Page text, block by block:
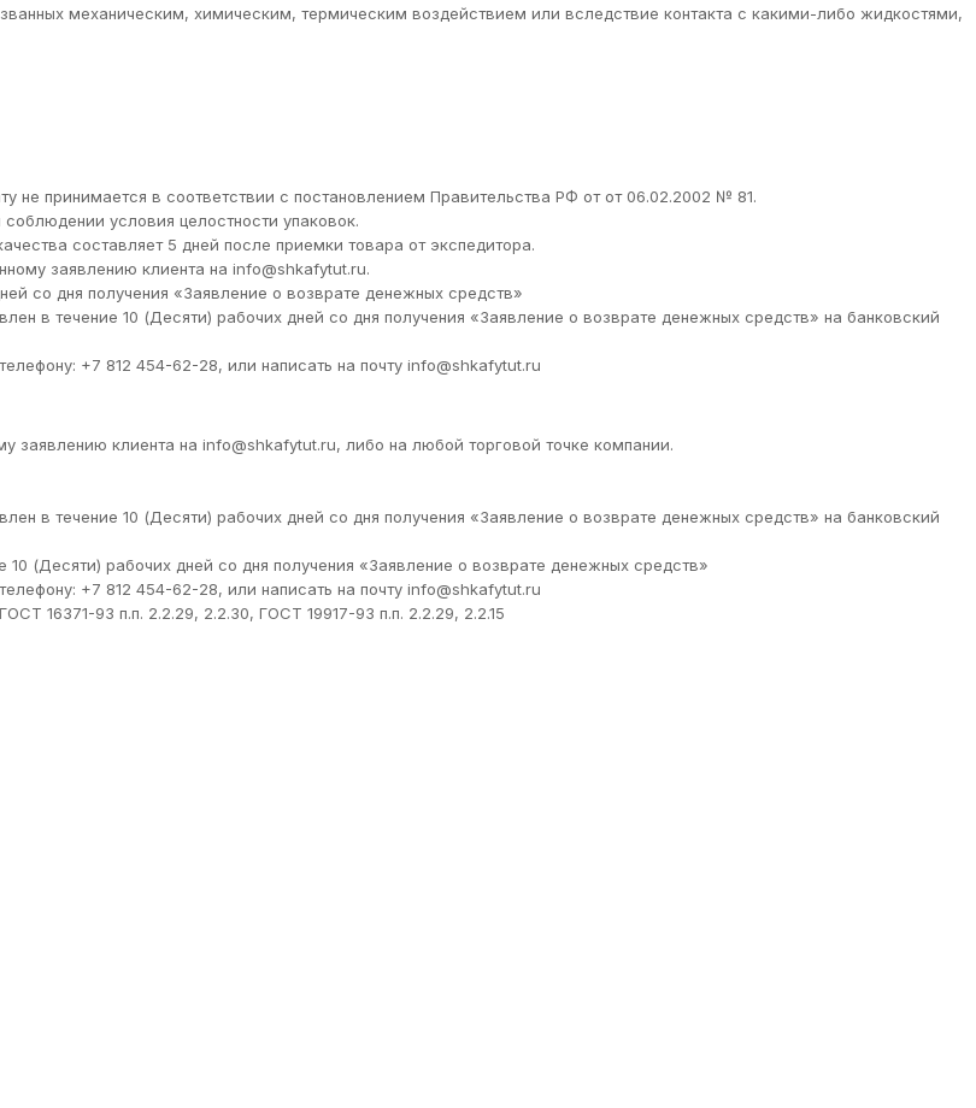
механическим, химическим, термическим воздействием или вследствие контакта с какими-либо жидкостями,
не принимается в соответствии с постановлением Правительства РФ от от 06.02.2002 № 81.
условия целостности упаковок.
составляет 5 дней после приемки товара от экспедитора.
заявлению клиента на info@shkafytut.ru.
со дня получения «Заявление о возврате денежных средств»
в течение 10 (Десяти) рабочих дней со дня получения «Заявление о возврате денежных средств» на банковский
+7 812 454-62-28, или написать на почту info@shkafytut.ru
заявлению клиента на info@shkafytut.ru, либо на любой торговой точке компании.
в течение 10 (Десяти) рабочих дней со дня получения «Заявление о возврате денежных средств» на банковский
(Десяти) рабочих дней со дня получения «Заявление о возврате денежных средств»
+7 812 454-62-28, или написать на почту info@shkafytut.ru
16371-93 п.п. 2.2.29, 2.2.30, ГОСТ 19917-93 п.п. 2.2.29, 2.2.15